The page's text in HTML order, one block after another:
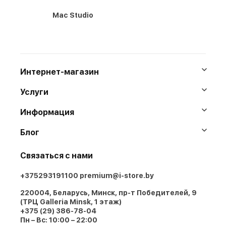
Mac Studio
Интернет-магазин
Услуги
Информация
Блог
Связаться с нами
+375293191100 premium@i-store.by
220004, Беларусь, Минск, пр-т Победителей, 9
(ТРЦ Galleria Minsk, 1 этаж)
+375 (29) 386-78-04
Пн – Вс: 10:00 – 22:00